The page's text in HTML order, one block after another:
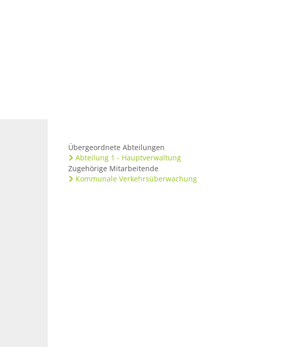
Übergeordnete Abteilungen
Abteilung 1 - Hauptverwaltung
Zugehörige Mitarbeitende
Kommunale Verkehrsüberwachung